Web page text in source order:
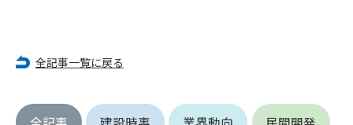
全記事一覧に戻る
為
(5) 第三者に不利益を与える行為